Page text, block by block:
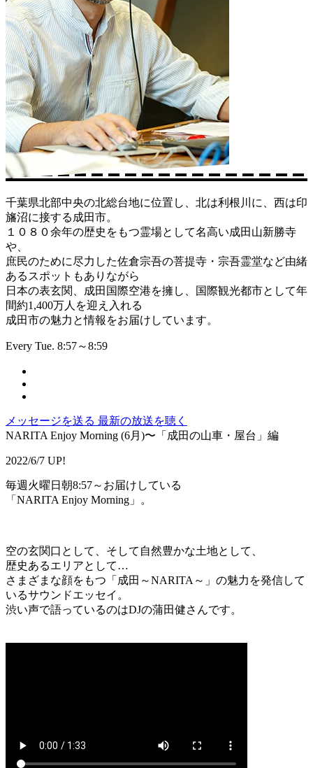
千葉県北部中央の北総台地に位置し、北は利根川に、西は印
旛沼に接する成田市。
１０８０余年の歴史をもつ霊場として名高い成田山新勝寺
や、
庶民のために尽力した佐倉宗吾の菩提寺・宗吾霊堂など由緒
あるスポットもありながら
日本の表玄関、成田国際空港を擁し、国際観光都市として年
間約1,400万人を迎え入れる
成田市の魅力と情報をお届けしています。
Every Tue. 8:57～8:59
メッセージを送る 最新の放送を聴く
NARITA Enjoy Morning (6月)〜「成田の山車・屋台」編
2022/6/7 UP!
毎週火曜日朝8:57～お届けしている
「NARITA Enjoy Morning」。
空の玄関口として、そして自然豊かな土地として、
歴史あるエリアとして…
さまざまな顔をもつ「成田～NARITA～」の魅力を発信して
いるサウンドエッセイ。
渋い声で語っているのはDJの蒲田健さんです。